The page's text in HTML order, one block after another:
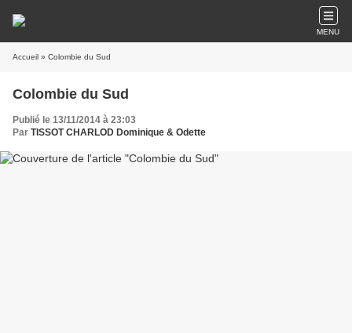
MENU
Accueil » Colombie du Sud
Colombie du Sud
Publié le 13/11/2014 à 23:03
Par TISSOT CHARLOD Dominique & Odette